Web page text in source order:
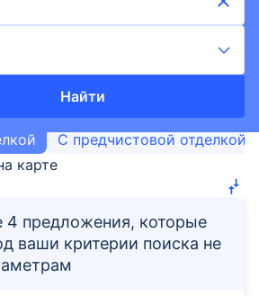
в Шахтах на Выберу.ру.
Найти
С предчистовой отделкой
карте
4 предложения, которые
ваши критерии поиска не